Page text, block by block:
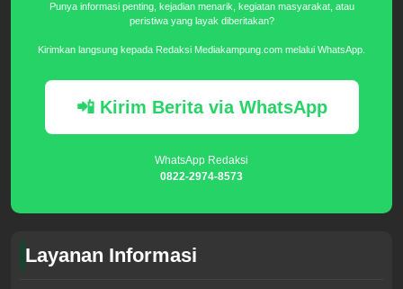
Punya informasi penting, kejadian menarik, kegiatan masyarakat, atau
peristiwa yang layak diberitakan?
Kirimkan langsung kepada Redaksi Mediakampung.com melalui WhatsApp.
📲 Kirim Berita via WhatsApp
WhatsApp Redaksi
0822-2974-8573
Layanan Informasi